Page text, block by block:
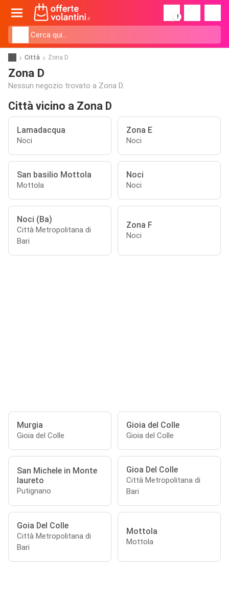
!
Città Zona D
Zona D
Nessun negozio trovato a Zona D.
Città vicino a Zona D
Lamadacqua
Noci
Zona E
Noci
San basilio Mottola
Mottola
Noci
Noci
Noci (Ba)
Città Metropolitana di
Bari
Zona F
Noci
Murgia
Gioia del Colle
Gioia del Colle
Gioia del Colle
San Michele in Monte
laureto
Putignano
Gioa Del Colle
Città Metropolitana di
Bari
Goia Del Colle
Città Metropolitana di
Bari
Mottola
Mottola